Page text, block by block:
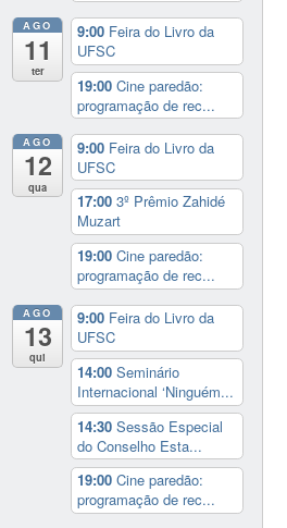
AGO
11
ter
9:00 Feira do Livro da
UFSC
19:00Cine paredão:
programação de rec...
AGO
12
qua
9:00 Feira do Livro da
UFSC
17:003º Prêmio Zahidé
Muzart
19:00Cine paredão:
programação de rec...
AGO
13
qui
9:00 Feira do Livro da
UFSC
14:00Seminário
Internacional ‘Ninguém...
14:30Sessão Especial
do Conselho Esta...
19:00Cine paredão:
programação de rec...